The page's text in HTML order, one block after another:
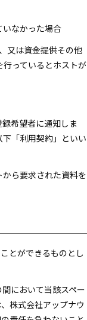
なかった場合
又は資金提供その他
っているとホストが
希望者に通知しま
「利用契約」といい
ら要求された資料を
とができるものとし
において当該スペー
株式会社アップナウ